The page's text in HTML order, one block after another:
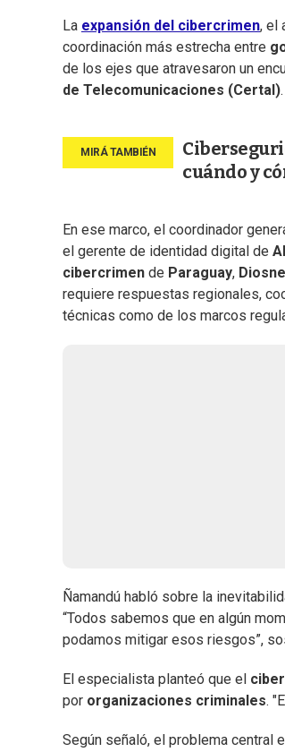
La expansión del cibercrimen, el
coordinación más estrecha entre
de los ejes que atravesaron un
de Telecomunicaciones (Certal).
cuándo y
En ese marco, el coordinador
el gerente de identidad digital de
cibercrimen de Paraguay,
requiere respuestas regionales,
técnicas como de los marcos
Ñamandú habló sobre la
“Todos sabemos que en algún
podamos mitigar esos riesgos”,
El especialista planteó que el
por organizaciones criminales.
Según señaló, el problema central